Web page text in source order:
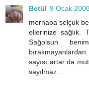
Betül 9 Ocak
merhaba selçuk
ellerinize sağlık.
Sağolsun
sayısı artar da
sayılmaz...